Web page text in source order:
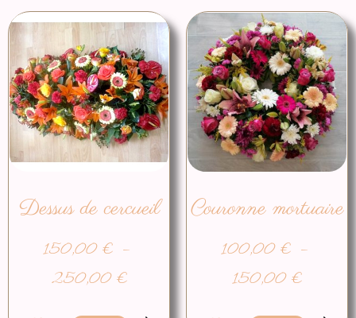
Dessus de cercueil
150,00€ –
250,00€
Couronne mortuaire
100,00€ –
150,00€